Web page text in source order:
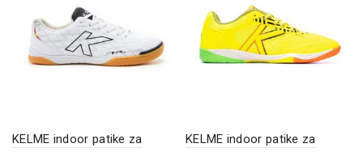
KELME indoor patike za
KELME indoor patike za